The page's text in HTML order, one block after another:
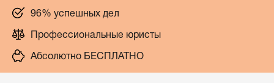
96% успешных дел
Профессиональные юристы
Абсолютно БЕСПЛАТНО